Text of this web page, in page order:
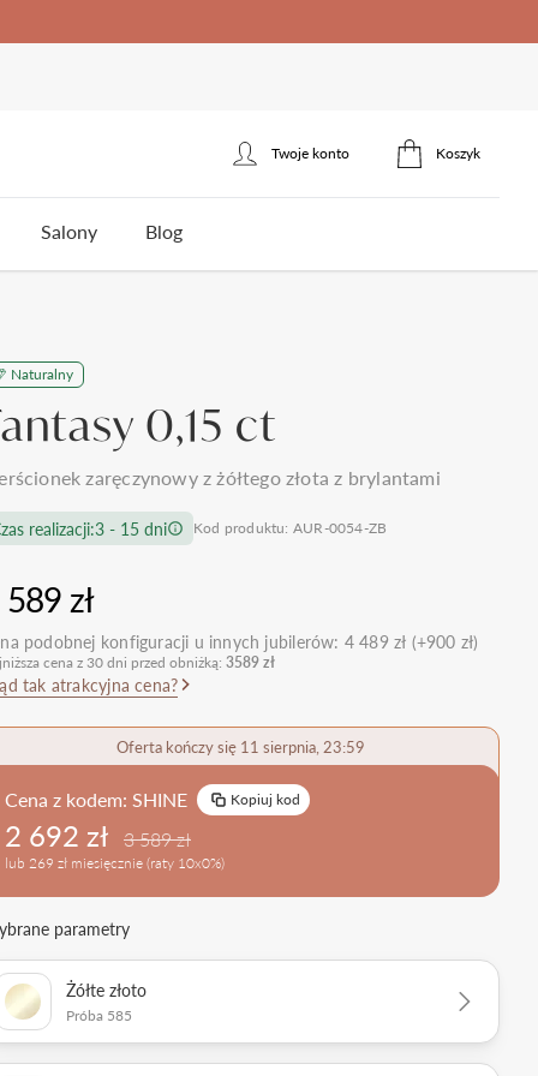
Twoje konto Koszyk
jednokamieniowe
trójkamieniowe
organiczny
klasyczne
obrączkowe
dostawki
Zobacz wszystkie >
do 2000zł
do 5000zł
>
nowoczesne
nietypowe
Obrączki Ślubne
Sprawdź bestsellery
Zobacz trendy
zaręczynowy
Kontakt
Salony Blog
wesela i ślubu Polecane produkty
Naturalny
0,15 ct
zaręczynowy z żółtego złota z brylantami
realizacji:3 - 15 dni Kod produktu: AUR-0054-ZB
zł
podobnej konfiguracji u innych jubilerów: 4 489 zł (+900 zł)
cena z 30 dni przed obniżką: 3589 zł
tak atrakcyjna cena?
Oferta kończy się 11 sierpnia, 23:59
Cena z kodem: SHINE Kopiuj kod
2 692 zł 3 589 zł
lub 269 zł miesięcznie (raty 10x0%)
parametry
Żółte złoto
Próba 585